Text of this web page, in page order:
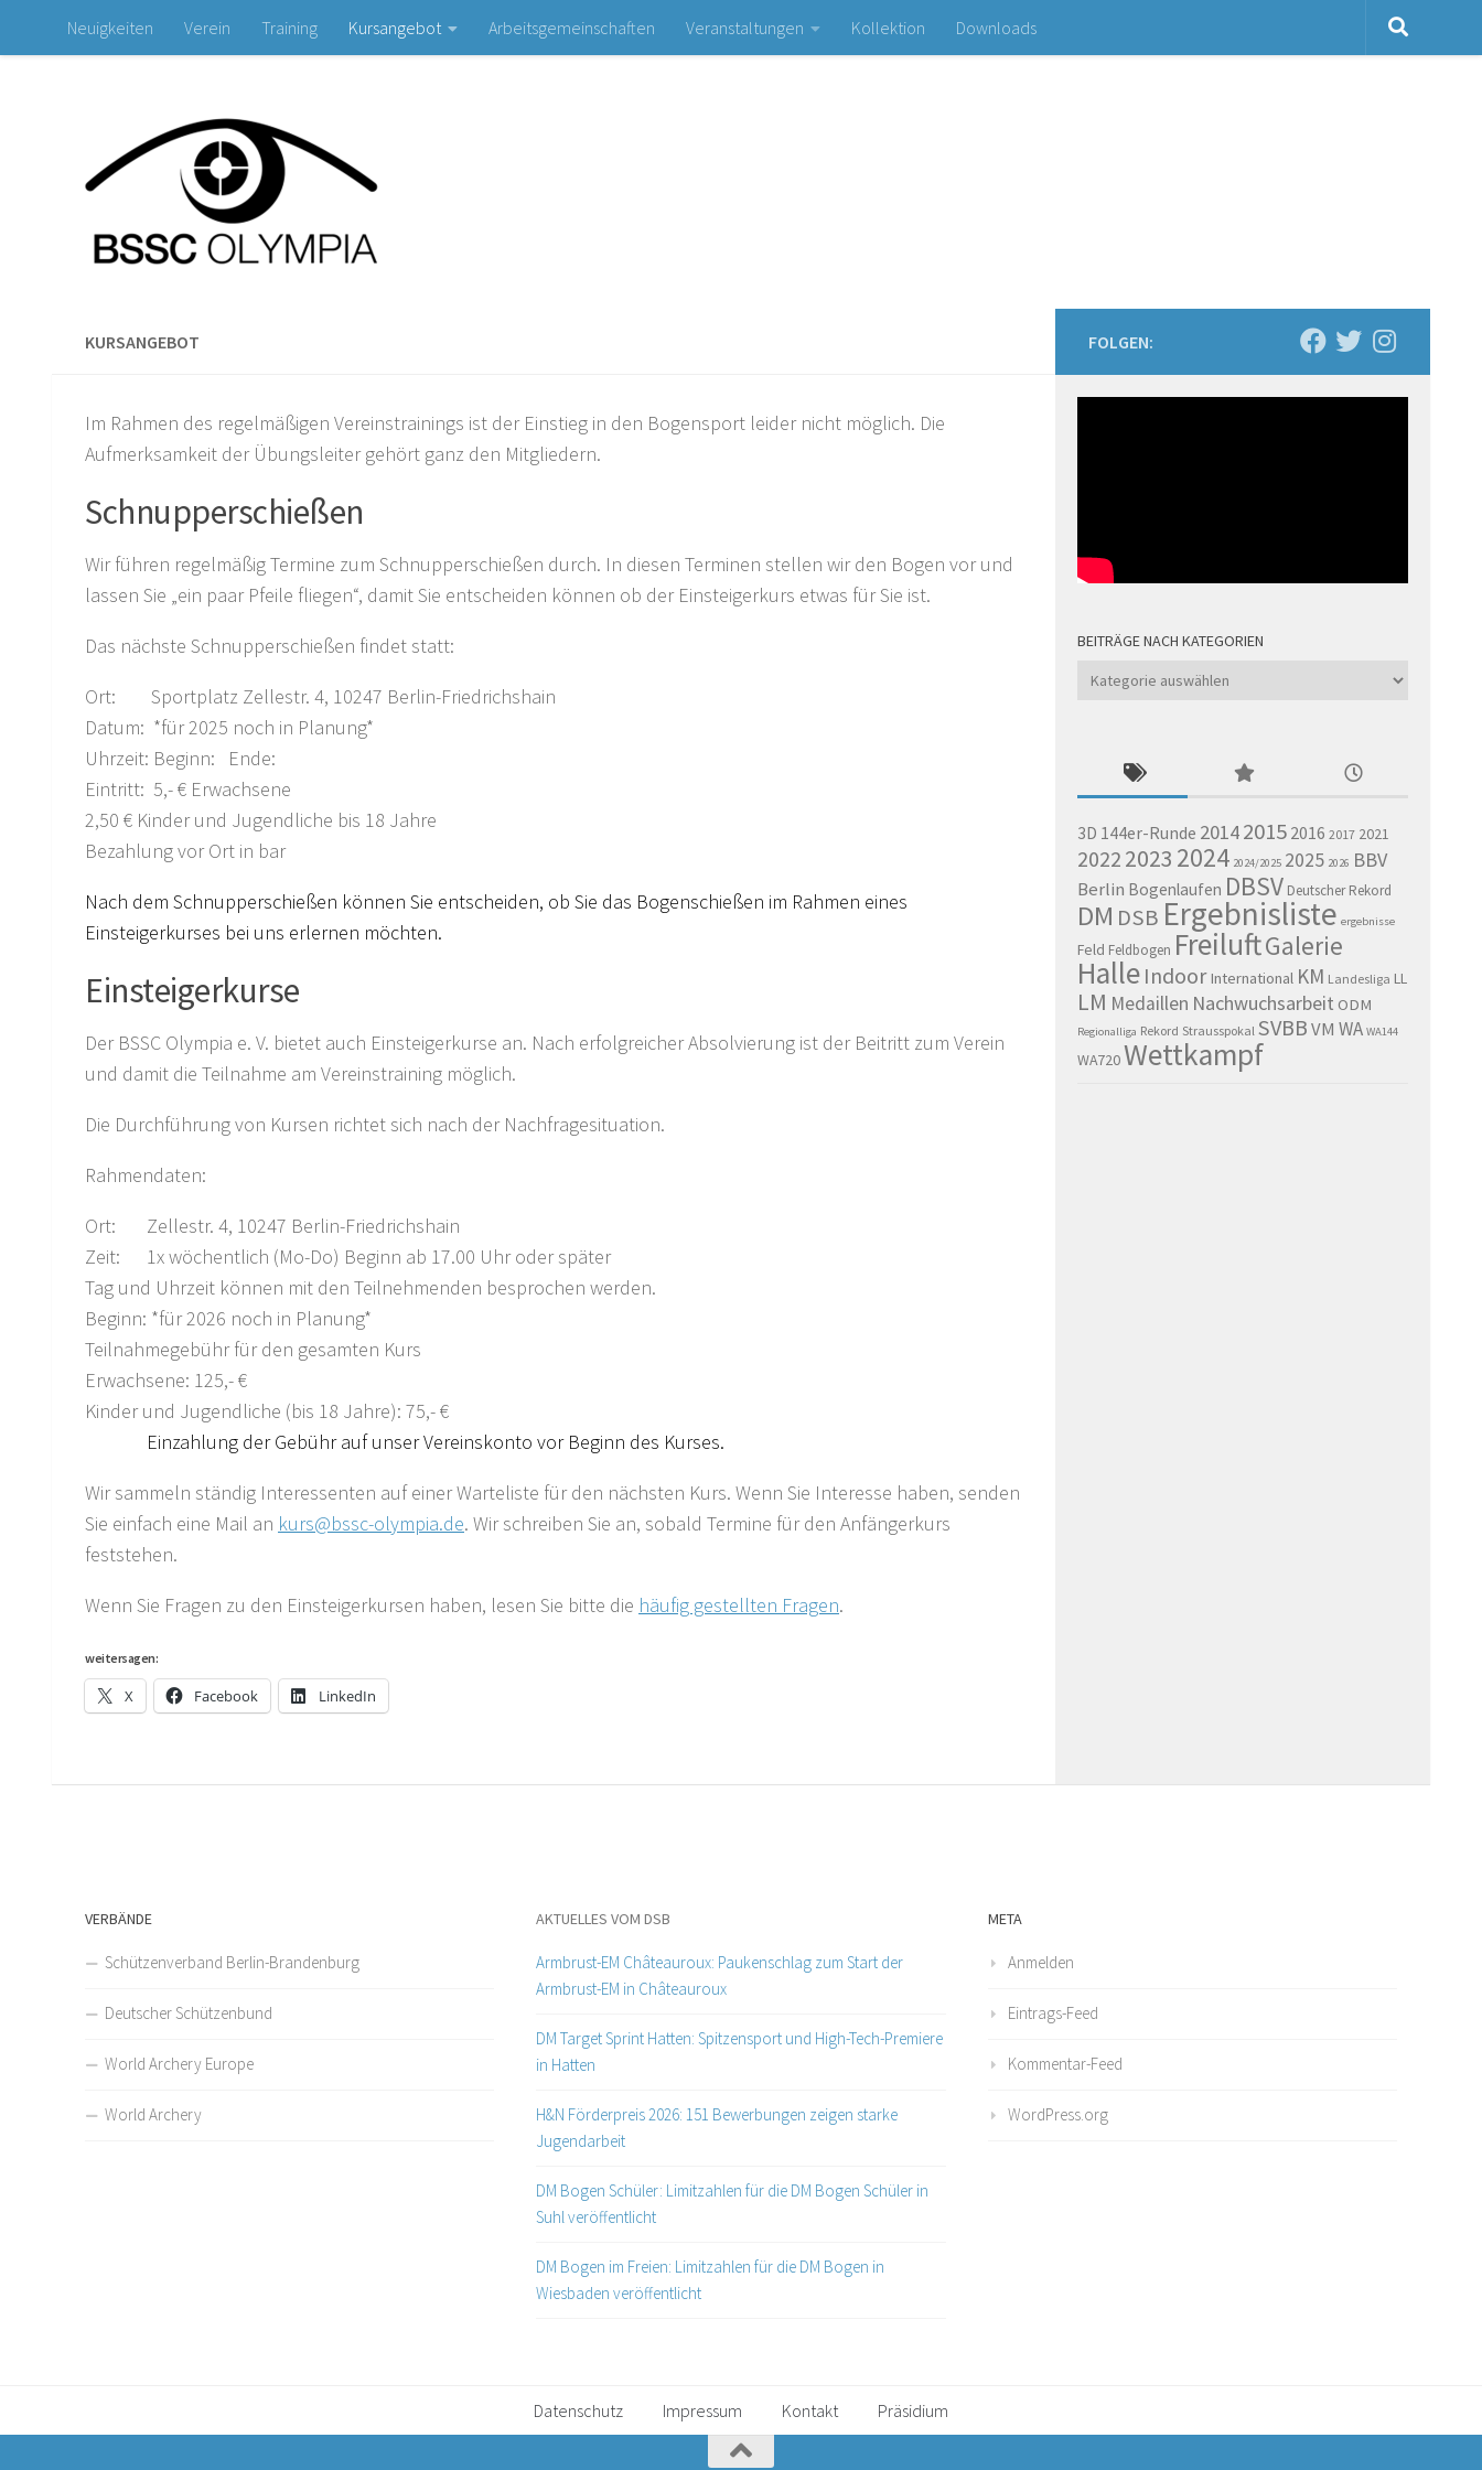
Zum Inhalt springen
Neuigkeiten Verein Training Kursangebot Arbeitsgemeinschaften Veranstaltungen Kollektion Downloads
KURSANGEBOT
Im Rahmen des regelmäßigen Vereinstrainings ist der Einstieg in den Bogensport leider nicht möglich. Die
Aufmerksamkeit der Übungsleiter gehört ganz den Mitgliedern.
Schnupperschießen
Wir führen regelmäßig Termine zum Schnupperschießen durch. In diesen Terminen stellen wir den Bogen vor und
lassen Sie „ein paar Pfeile fliegen“, damit Sie entscheiden können ob der Einsteigerkurs etwas für Sie ist.
Das nächste Schnupperschießen findet statt:
Ort: Sportplatz Zellestr. 4, 10247 Berlin-Friedrichshain
Datum: *für 2025 noch in Planung*
Uhrzeit: Beginn: Ende:
Eintritt: 5,- € Erwachsene
2,50 € Kinder und Jugendliche bis 18 Jahre
Bezahlung vor Ort in bar
Nach dem Schnupperschießen können Sie entscheiden, ob Sie das Bogenschießen im Rahmen eines
Einsteigerkurses bei uns erlernen möchten.
Einsteigerkurse
Der BSSC Olympia e. V. bietet auch Einsteigerkurse an. Nach erfolgreicher Absolvierung ist der Beitritt zum Verein
und damit die Teilnahme am Vereinstraining möglich.
Die Durchführung von Kursen richtet sich nach der Nachfragesituation.
Rahmendaten:
Ort: Zellestr. 4, 10247 Berlin-Friedrichshain
Zeit: 1x wöchentlich (Mo-Do) Beginn ab 17.00 Uhr oder später
Tag und Uhrzeit können mit den Teilnehmenden besprochen werden.
Beginn: *für 2026 noch in Planung*
Teilnahmegebühr für den gesamten Kurs
Erwachsene: 125,- €
Kinder und Jugendliche (bis 18 Jahre): 75,- €
Einzahlung der Gebühr auf unser Vereinskonto vor Beginn des Kurses.
Wir sammeln ständig Interessenten auf einer Warteliste für den nächsten Kurs. Wenn Sie Interesse haben, senden
Sie einfach eine Mail an kurs@bssc-olympia.de. Wir schreiben Sie an, sobald Termine für den Anfängerkurs
feststehen.
Wenn Sie Fragen zu den Einsteigerkursen haben, lesen Sie bitte die häufig gestellten Fragen.
weitersagen:
X Facebook LinkedIn
FOLGEN:
BEITRÄGE NACH KATEGORIEN
Beiträge
3D 144er-Runde 20142015 2016 2017 2021
20222023 2024 2024/2025 2025 2026 BBV
Berlin Bogenlaufen DBSV Deutscher Rekord
DM DSB Ergebnisliste ergebnisse
Feld Feldbogen FreiluftGalerie
Halle Indoor International KM Landesliga LL
LM Medaillen Nachwuchsarbeit ODM
Regionalliga Rekord Strausspokal SVBBVM WA WA144
WA720Wettkampf
VERBÄNDE
Schützenverband Berlin-Brandenburg
Deutscher Schützenbund
World Archery Europe
World Archery
AKTUELLES VOM DSB
Armbrust-EM Châteauroux: Paukenschlag zum Start der
Armbrust-EM in Châteauroux
DM Target Sprint Hatten: Spitzensport und High-Tech-Premiere
in Hatten
H&N Förderpreis 2026: 151 Bewerbungen zeigen starke
Jugendarbeit
DM Bogen Schüler: Limitzahlen für die DM Bogen Schüler in
Suhl veröffentlicht
DM Bogen im Freien: Limitzahlen für die DM Bogen in
Wiesbaden veröffentlicht
META
Anmelden
Eintrags-Feed
Kommentar-Feed
WordPress.org
Datenschutz Impressum Kontakt Präsidium